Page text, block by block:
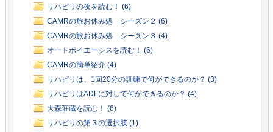
リハビリの夜を読む！ (6)
CAMRの旅お休み処 シーズン２ (6)
CAMRの旅お休み処 シーズン３ (4)
オートポイエーシスを読む！ (6)
CAMRの簡単紹介 (4)
リハビリは、1回20分の訓練で何ができるのか？ (3)
リハビリはADLに対して何ができるのか？ (4)
大森荘蔵を読む！ (6)
リハビリの第３の選択肢 (1)